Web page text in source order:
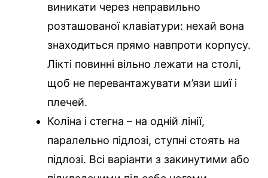
виникати через неправильно
розташованої клавіатури: нехай вона
знаходиться прямо навпроти корпусу.
Лікті повинні вільно лежати на столі,
щоб не перевантажувати м’язи шиї і
плечей.
Коліна і стегна – на одній лінії,
паралельно підлозі, ступні стоять на
підлозі. Всі варіанти з закинутими або